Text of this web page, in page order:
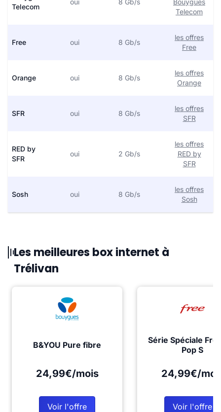
Telecom
oui 8 Gb/s
Bouygues
Telecom
Free oui 8 Gb/s
les offres
Free
Orange oui 8 Gb/s
les offres
Orange
SFR oui 8 Gb/s
les offres
SFR
RED by
SFR
oui 2 Gb/s
les offres
RED by
SFR
Sosh oui 8 Gb/s
les offres
Sosh
Les meilleures box internet à
Trélivan
B&YOU Pure fibre
24,99€/mois
Voir l'offre
Série Spéciale
Pop S
24,99€/
Voir l'offre